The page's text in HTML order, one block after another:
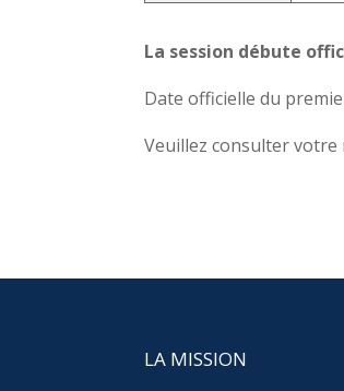
La session débute
Date officielle du
Veuillez consulter votre
LA MISSION